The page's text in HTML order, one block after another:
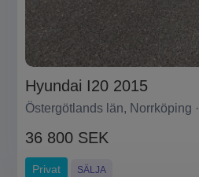
Hyundai I20 2015
Östergötlands län, Norrköping ·
36 800 SEK
Privat SÄLJA